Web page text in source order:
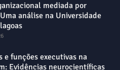
mediada por
análise na Universidade
e funções executivas na
Evidências neurocientíficas